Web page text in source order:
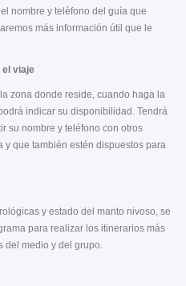
nombre y teléfono del guía que
más información útil que le
el viaje
zona donde reside, cuando haga la
indicar su disponibilidad. Tendrá
su nombre y teléfono con otros
que también estén dispuestos para
y estado del manto nivoso, se
para realizar los itinerarios más
del medio y del grupo.